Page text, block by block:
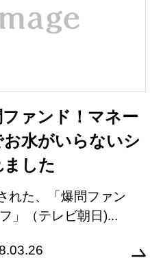
ァンド！マネー
水がいらないシ
ました
れた、「爆問ファン
」（テレビ朝日)...